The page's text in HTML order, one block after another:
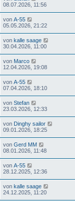
08.07.2026, 11:56
von A-55
05.05.2026, 21:22
von kalle saage
30.04.2026, 11:00
von Marco
12.04.2026, 19:08
von A-55
07.04.2026, 18:10
von Stefan
23.03.2026, 12:33
von Dinghy sailor
09.01.2026, 18:25
von Gerd MM
08.01.2026, 11:48
von A-55
28.12.2025, 12:36
von kalle saage
24.12.2025, 11:20